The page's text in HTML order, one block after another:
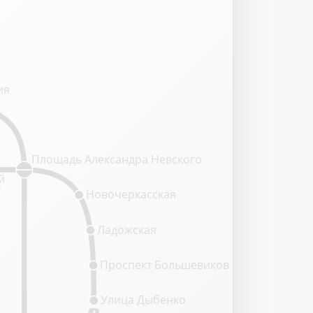
Площадь Александра Невского
Новочеркасская
Ладожская
Проспект Большевиков
Улица Дыбенко